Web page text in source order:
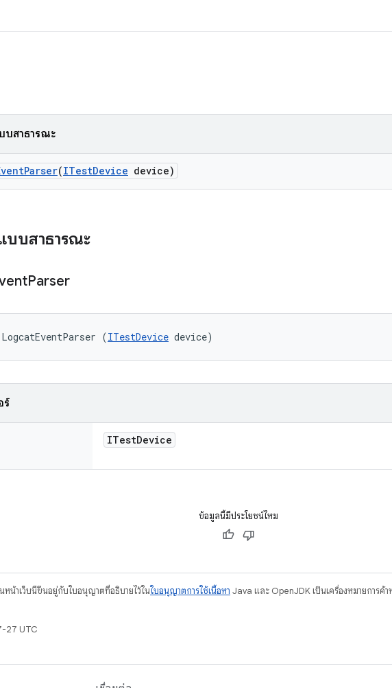
บสาธารณะ
Parser(ITestDevice device)
บบสาธารณะ
Parser
(ITestDevice device)
ร์
ITestDevice
ข้อมูลนี้มีประโยชน์ไหม
หน้าเว็บนี้ขึ้นอยู่กับใบอนุญาตที่อธิบายไว้ในใบอนุญาตการใช้เนื้อหา Java และ OpenJDK เป็นเครื่องหมายการค้
27 UTC